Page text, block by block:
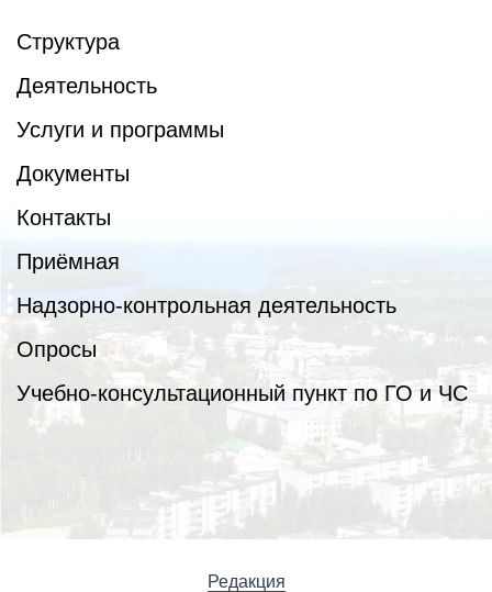
Структура
Деятельность
Услуги и программы
Документы
Контакты
Приёмная
Надзорно-контрольная деятельность
Опросы
Учебно-консультационный пункт по ГО и ЧС
Редакция